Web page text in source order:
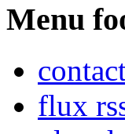
Menu
flux